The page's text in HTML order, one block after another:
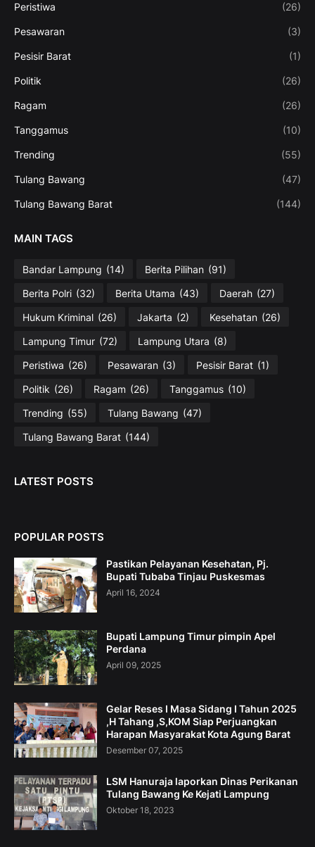
Peristiwa (26)
Pesawaran (3)
Pesisir Barat (1)
Politik (26)
Ragam (26)
Tanggamus (10)
Trending (55)
Tulang Bawang (47)
Tulang Bawang Barat (144)
MAIN TAGS
Bandar Lampung (14) Berita Pilihan (91)
Berita Polri (32) Berita Utama (43) Daerah (27)
Hukum Kriminal (26) Jakarta (2) Kesehatan (26)
Lampung Timur (72) Lampung Utara (8)
Peristiwa (26) Pesawaran (3) Pesisir Barat (1)
Politik (26) Ragam (26) Tanggamus (10)
Trending (55) Tulang Bawang (47)
Tulang Bawang Barat (144)
LATEST POSTS
POPULAR POSTS
Pastikan Pelayanan Kesehatan, Pj.
Bupati Tubaba Tinjau Puskesmas
April 16, 2024
Bupati Lampung Timur pimpin Apel
Perdana
April 09, 2025
Gelar Reses I Masa Sidang I Tahun 2025
,H Tahang ,S,KOM Siap Perjuangkan
Harapan Masyarakat Kota Agung Barat
Desember 07, 2025
LSM Hanuraja laporkan Dinas Perikanan
Tulang Bawang Ke Kejati Lampung
Oktober 18, 2023